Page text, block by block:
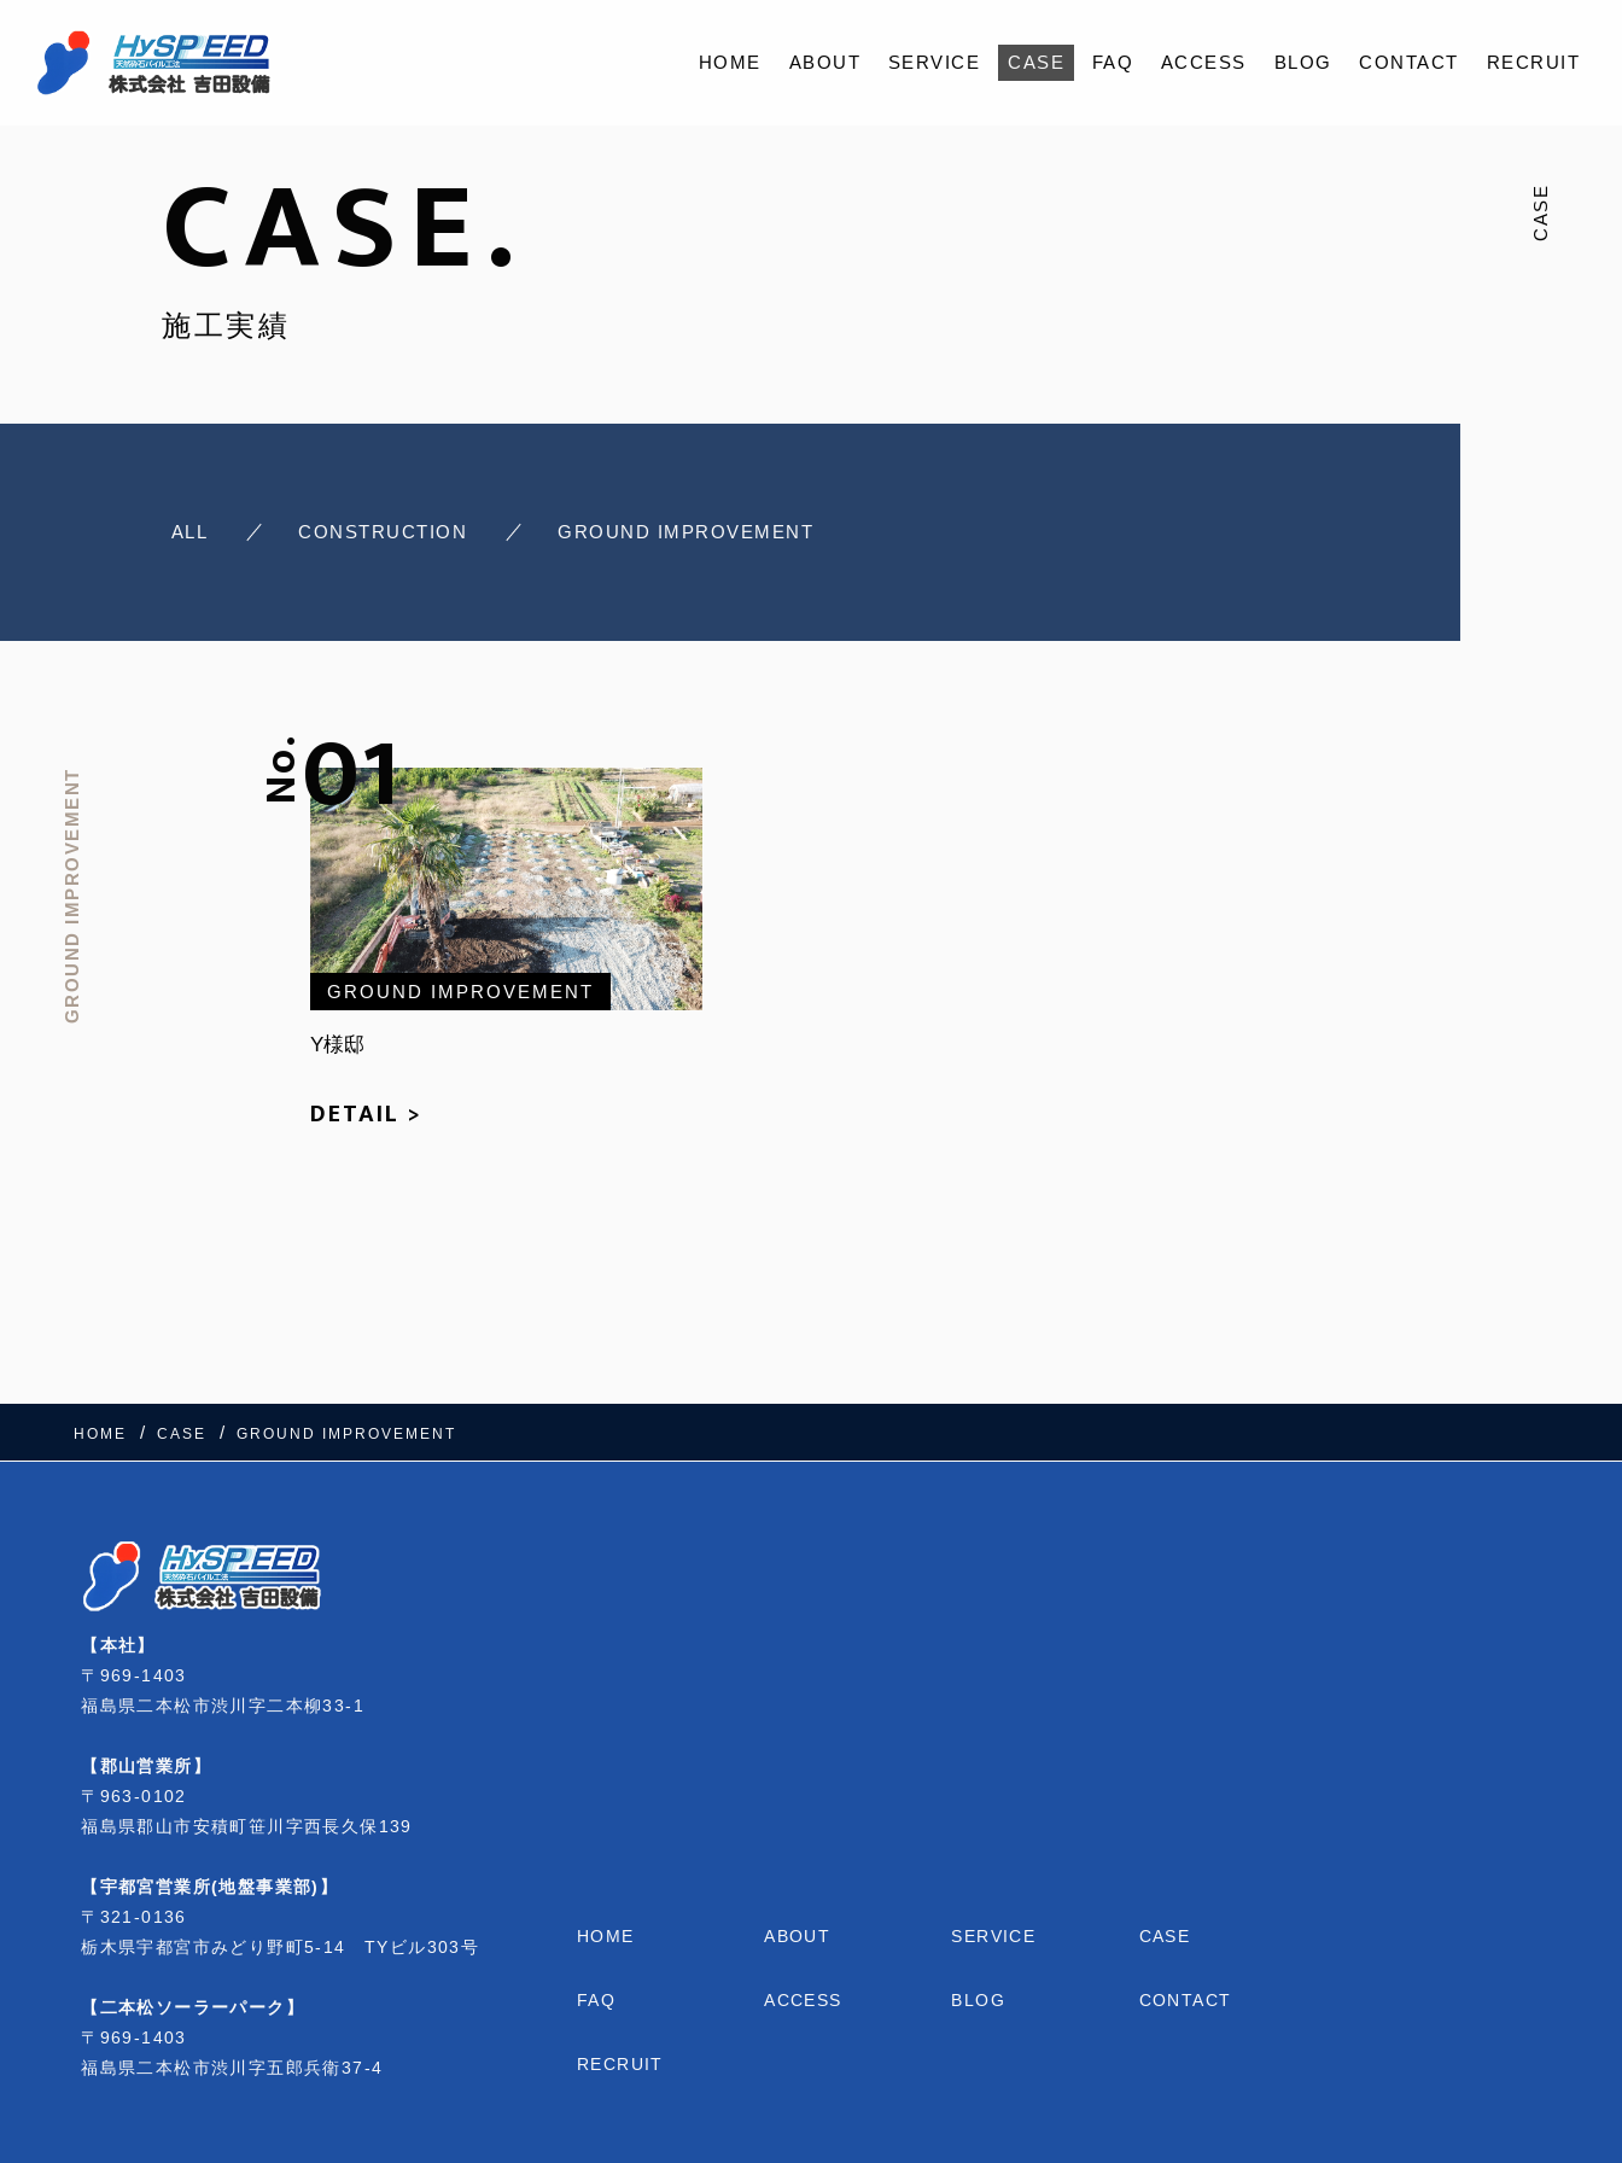
HOME ABOUT SERVICE CASE FAQ ACCESS BLOG CONTACT RECRUIT
CASE.
施工実績
CASE
ALL CONSTRUCTION GROUND IMPROVEMENT
GROUND IMPROVEMENT No.01
GROUND IMPROVEMENT
Y様邸
DETAIL >
HOME CASE GROUND IMPROVEMENT
【本社】
〒969-1403
福島県二本松市渋川字二本柳33-1
【郡山営業所】
〒963-0102
福島県郡山市安積町笹川字西長久保139
【宇都宮営業所(地盤事業部)】
〒321-0136
栃木県宇都宮市みどり野町5-14 TYビル303号
【二本松ソーラーパーク】
〒969-1403
福島県二本松市渋川字五郎兵衛37-4
HOME ABOUT SERVICE CASE
FAQ ACCESS BLOG CONTACT
RECRUIT